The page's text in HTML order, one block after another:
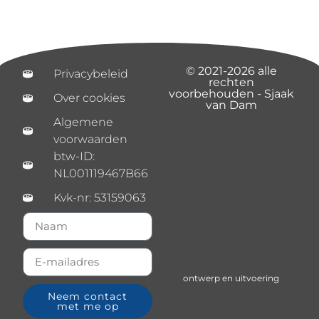
Privacybeleid
Over cookies
Algemene
voorwaarden
btw-ID:
NL001119467B66
Kvk-nr: 53159063
Neem contact
met me op
© 2021-2026 alle
rechten
voorbehouden - Sjaak
van Dam
ontwerp en uitvoering